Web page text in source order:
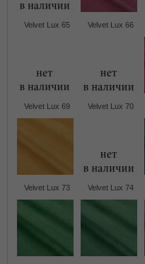
Velvet Lux 65 Velvet Lux 66
Velvet Lux 69 Velvet Lux 70
Velvet Lux 73 Velvet Lux 74